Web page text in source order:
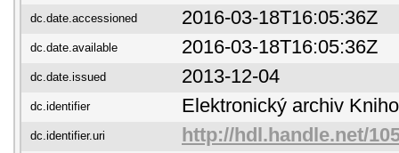
dc.date.accessioned 2016-03-18T16:05:36Z
dc.date.available 2016-03-18T16:05:36Z
dc.date.issued 2013-12-04
dc.identifier Elektronický archiv
dc.identifier.uri http://hdl.handle.net/